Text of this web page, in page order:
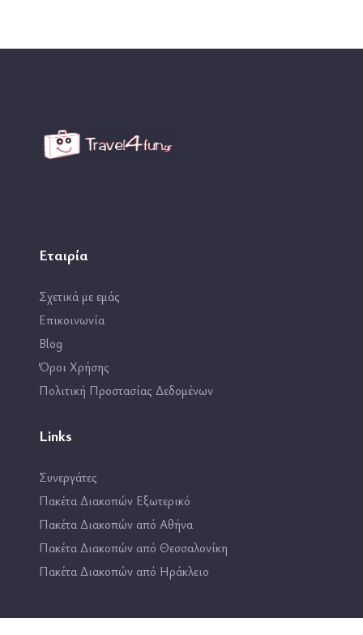
Εταιρία
Σχετικά με εμάς
Επικοινωνία
Blog
Όροι Χρήσης
Πολιτική Προστασίας Δεδομένων
Links
Συνεργάτες
Πακέτα Διακοπών Εξωτερικό
Πακέτα Διακοπών από Αθήνα
Πακέτα Διακοπών από Θεσσαλονίκη
Πακέτα Διακοπών από Ηράκλειο